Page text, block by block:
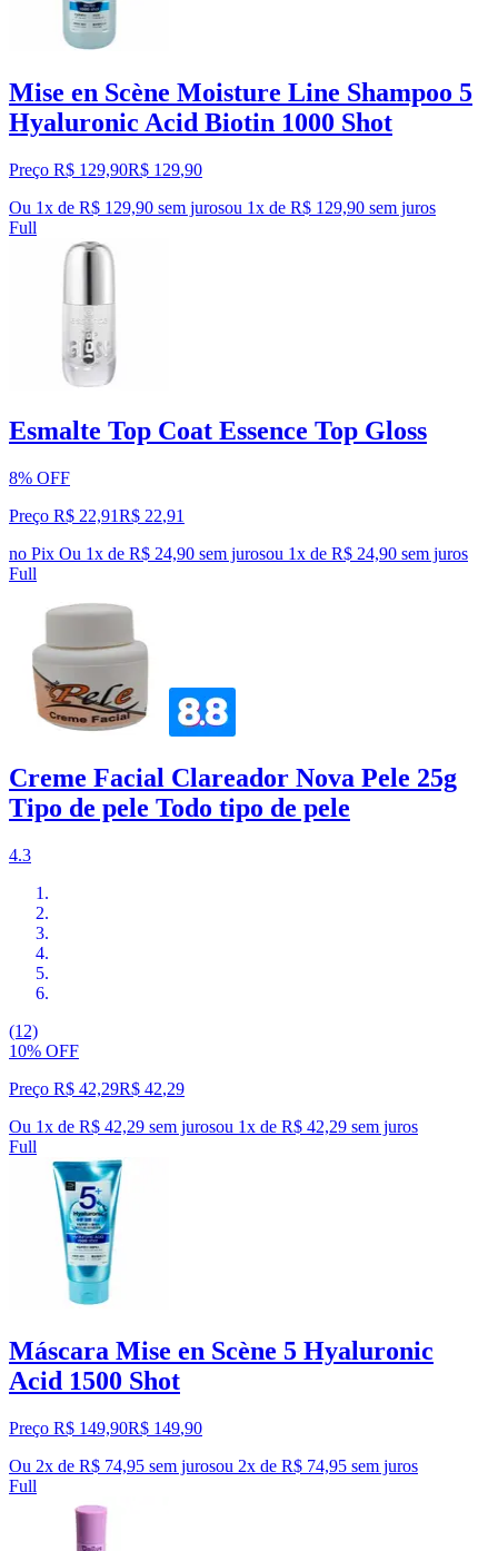
Mise en Scène Moisture Line Shampoo 5
Hyaluronic Acid Biotin 1000 Shot
Preço R$ 129,90R$ 129,90
Ou 1x de R$ 129,90 sem jurosou 1x de R$ 129,90 sem juros
Full
Esmalte Top Coat Essence Top Gloss
8% OFF
Preço R$ 22,91R$ 22,91
no Pix Ou 1x de R$ 24,90 sem jurosou 1x de R$ 24,90 sem juros
Full
Creme Facial Clareador Nova Pele 25g
Tipo de pele Todo tipo de pele
4.3
(12)
10% OFF
Preço R$ 42,29R$ 42,29
Ou 1x de R$ 42,29 sem jurosou 1x de R$ 42,29 sem juros
Full
Máscara Mise en Scène 5 Hyaluronic
Acid 1500 Shot
Preço R$ 149,90R$ 149,90
Ou 2x de R$ 74,95 sem jurosou 2x de R$ 74,95 sem juros
Full